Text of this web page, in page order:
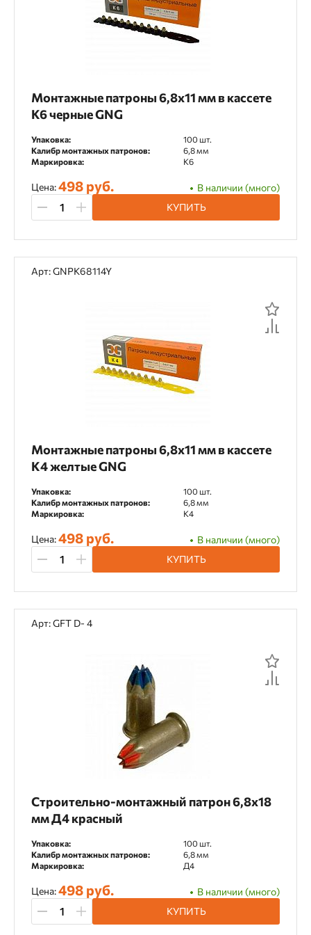
Коронки алмазные
Крепления для алмазных установок
Ножи для электрорубанка
Пильные диски
Полотна для реноватора
Пороховые патроны
Пылеудалители
Расходники
Сверла ступенчатые
Сверла центрирующие
Фреза алмазная
Хвостовики
Чашки шлифовальные
Материал применения
OSB Алюминий
Арматура
Базальт
Бордюрный камень
Гранитная плитка
Дерево
ДСП
Клинкерный кирпич
Композитные панели
Ламинированные плиты
Мрамор
Паркет
Песчаник
Пластик
Плиточный клей
Сварочные швы
Сталь
Сэндвич-панели
Тонколистовой металл
Тротуарная плитка
Фанера
Фарфор
Монтажные патроны 6,8х11 мм в кассете
К6 черные GNG
Упаковка:
100 шт.
Калибр монтажных патронов:
6,8 мм
Маркировка:
К6
Цена:498 руб.
В наличии (много)
КУПИТЬ
Арт: GNPK68114Y
Монтажные патроны 6,8х11 мм в кассете
К4 желтые GNG
Упаковка:
100 шт.
Калибр монтажных патронов:
6,8 мм
Маркировка:
К4
Цена:498 руб.
В наличии (много)
КУПИТЬ
Арт: GFT D- 4
Строительно-монтажный патрон 6,8х18
мм Д4 красный
Упаковка:
100 шт.
Калибр монтажных патронов:
6,8 мм
Маркировка:
Д4
Цена:498 руб.
В наличии (много)
КУПИТЬ